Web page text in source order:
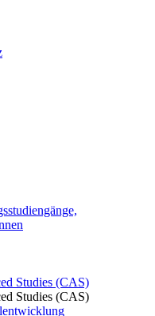
Studies (CAS)
Studies (CAS)